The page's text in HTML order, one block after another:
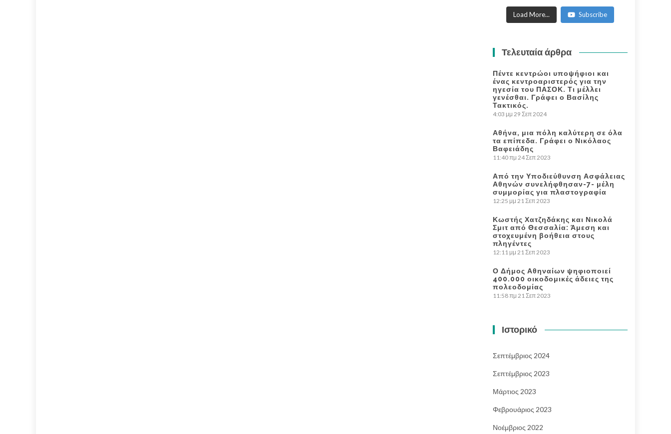
Load More... Subscribe
Τελευταία άρθρα
Πέντε κεντρώοι υποψήφιοι και
ένας κεντροαριστερός για την
ηγεσία του ΠΑΣΟΚ. Τι μέλλει
γενέσθαι. Γράφει ο Βασίλης
Τακτικός.
4:03 μμ 29 Σεπ 2024
Αθήνα, μια πόλη καλύτερη σε όλα
τα επίπεδα. Γράφει ο Νικόλαος
Βαφειάδης
11:40 πμ 24 Σεπ 2023
Από την Υποδιεύθυνση Ασφάλειας
Αθηνών συνελήφθησαν-7- μέλη
συμμορίας για πλαστογραφία
12:25 μμ 21 Σεπ 2023
Κωστής Χατζηδάκης και Νικολά
Σμιτ από Θεσσαλία: Άμεση και
στοχευμένη βοήθεια στους
πληγέντες
12:11 μμ 21 Σεπ 2023
Ο Δήμος Αθηναίων ψηφιοποιεί
400.000 οικοδομικές άδειες της
πολεοδομίας
11:58 πμ 21 Σεπ 2023
Ιστορικό
Σεπτέμβριος 2024
Σεπτέμβριος 2023
Μάρτιος 2023
Φεβρουάριος 2023
Νοέμβριος 2022